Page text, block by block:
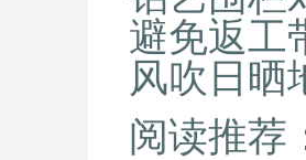
避免返工
风吹日晒
阅读推荐